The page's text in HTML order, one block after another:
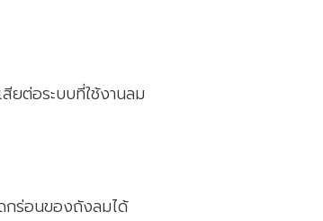
ต่อระบบที่ใช้งานลม
กร่อนของถังลมได้